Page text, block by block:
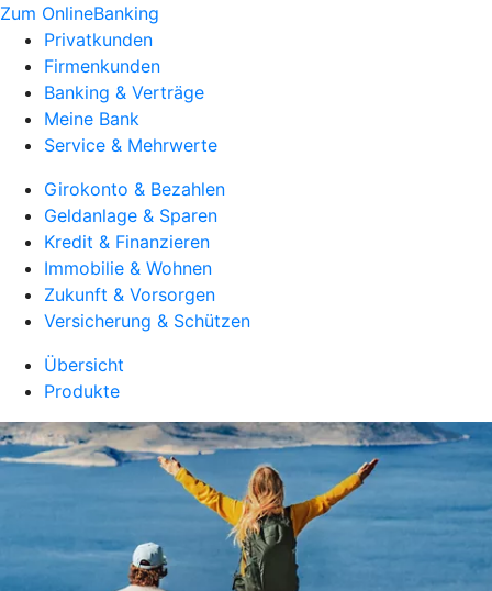
Zum OnlineBanking
Privatkunden
Firmenkunden
Banking & Verträge
Meine Bank
Service & Mehrwerte
Girokonto & Bezahlen
Geldanlage & Sparen
Kredit & Finanzieren
Immobilie & Wohnen
Zukunft & Vorsorgen
Versicherung & Schützen
Übersicht
Produkte